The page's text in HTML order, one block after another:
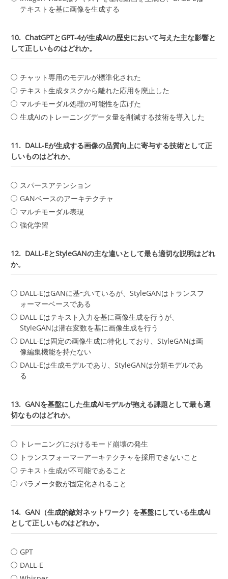
テキストを基に画像を生成する
10. ChatGPTとGPT-4が生成AIの歴史において与えた主な影響と
して正しいものはどれか。
チャット専用のモデルが標準化された
テキスト生成タスクから離れた応用を廃止した
マルチモーダル処理の可能性を広げた
生成AIのトレーニングデータ量を削減する技術を導入した
11. DALL-Eが生成する画像の品質向上に寄与する技術として正
しいものはどれか。
スパースアテンション
GANベースのアーキテクチャ
マルチモーダル表現
強化学習
12. DALL-EとStyleGANの主な違いとして最も適切な説明はどれ
か。
DALL-EはGANに基づいているが、StyleGANはトランスフ
ォーマーベースである
DALL-Eはテキスト入力を基に画像生成を行うが、
StyleGANは潜在変数を基に画像生成を行う
DALL-Eは固定の画像生成に特化しており、StyleGANは画
像編集機能を持たない
DALL-Eは生成モデルであり、StyleGANは分類モデルであ
る
13. GANを基盤にした生成AIモデルが抱える課題として最も適
切なものはどれか。
トレーニングにおけるモード崩壊の発生
トランスフォーマーアーキテクチャを採用できないこと
テキスト生成が不可能であること
パラメータ数が固定化されること
14. GAN（生成的敵対ネットワーク）を基盤にしている生成AI
として正しいものはどれか。
GPT
DALL-E